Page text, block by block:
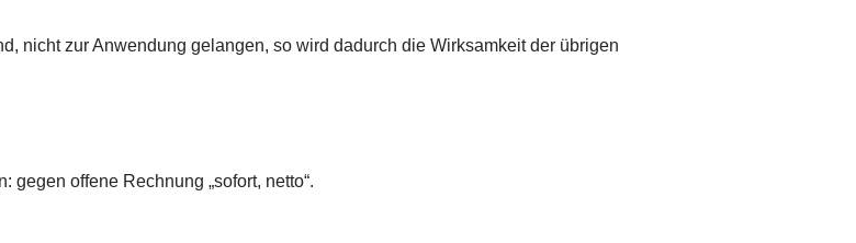
nicht zur Anwendung gelangen, so wird dadurch die Wirksamkeit der übrigen
offene Rechnung „sofort, netto“.